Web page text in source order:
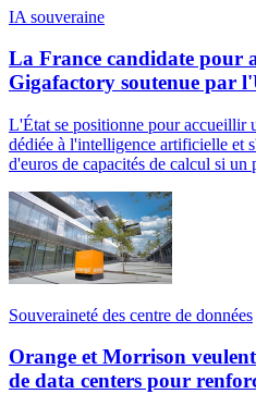
IA souveraine
La France candidate pour
Gigafactory soutenue par
L'État se positionne pour accueillir
dédiée à l'intelligence artificielle et
d'euros de capacités de calcul si un
Souveraineté des centre de données
Orange et Morrison
de data centers pour